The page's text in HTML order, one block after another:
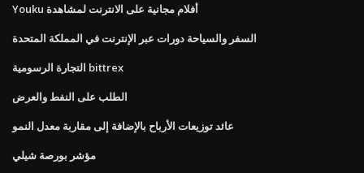
Youku أفلام مجانية على الانترنت لمشاهدة
السفر والسياحة دورات عبر الإنترنت في المملكة المتحدة
التجارة الرسومية bittrex
الطلب على النفط والعرض
عائد توزيعات الأرباح بالإضافة إلى مقاربة معدل النمو
مؤشر بورصة شيلي